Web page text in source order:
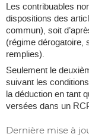
Les contribuables
dispositions des
commun), soit
(régime dérogatoire,
remplies).
Seulement le
suivant les
la déduction en tant
versées dans un
Dernière mise à